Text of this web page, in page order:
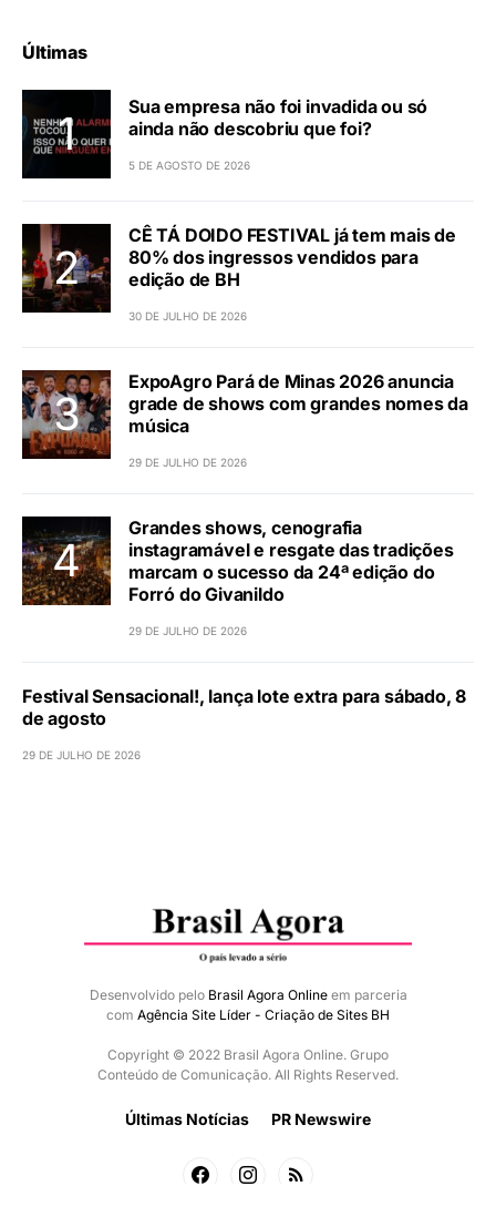
Últimas
Sua empresa não foi invadida ou só
ainda não descobriu que foi?
5 DE AGOSTO DE 2026
CÊ TÁ DOIDO FESTIVAL já tem mais de
80% dos ingressos vendidos para
edição de BH
30 DE JULHO DE 2026
ExpoAgro Pará de Minas 2026 anuncia
grade de shows com grandes nomes da
música
29 DE JULHO DE 2026
Grandes shows, cenografia
instagramável e resgate das tradições
marcam o sucesso da 24ª edição do
Forró do Givanildo
29 DE JULHO DE 2026
Festival Sensacional!, lança lote extra para sábado, 8
de agosto
29 DE JULHO DE 2026
Desenvolvido pelo Brasil Agora Onlineem parceria
com Agência Site Líder - Criação de Sites BH
Copyright © 2022 Brasil Agora Online. Grupo
Conteúdo de Comunicação. All Rights Reserved.
Últimas Notícias PR Newswire